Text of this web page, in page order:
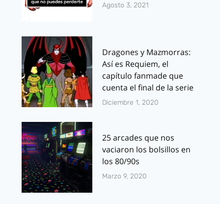
Agosto 3, 2021
Dragones y Mazmorras:
Así es Requiem, el
capítulo fanmade que
cuenta el final de la serie
Diciembre 1, 2020
25 arcades que nos
vaciaron los bolsillos en
los 80/90s
Marzo 9, 2020